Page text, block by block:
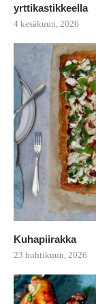
yrttikastikkeella
4 kesäkuun, 2026
Kuhapiirakka
23 huhtikuun, 2026